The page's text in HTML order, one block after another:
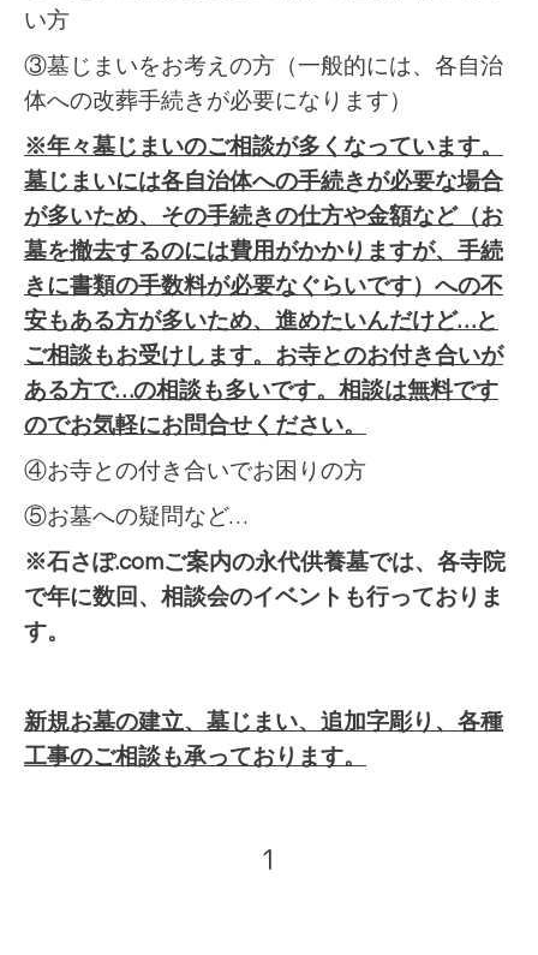
い方
③墓じまいをお考えの方（一般的には、各自治
体への改葬手続きが必要になります）
※年々墓じまいのご相談が多くなっています。
墓じまいには各自治体への手続きが必要な場合
が多いため、その手続きの仕方や金額など（お
墓を撤去するのには費用がかかりますが、手続
きに書類の手数料が必要なぐらいです）への不
安もある方が多いため、進めたいんだけど…と
ご相談もお受けします。お寺とのお付き合いが
ある方で…の相談も多いです。相談は無料です
のでお気軽にお問合せください。
④お寺との付き合いでお困りの方
⑤お墓への疑問など…
※石さぽ.comご案内の永代供養墓では、各寺院
で年に数回、相談会のイベントも行っておりま
す。
新規お墓の建立、墓じまい、追加字彫り、各種
工事のご相談も承っております。
1